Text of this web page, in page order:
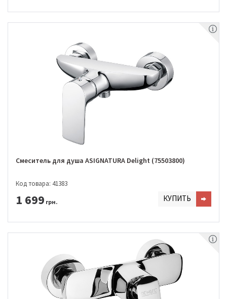
Смеситель для душа ASIGNATURA Delight (75503800)
Код товара: 41383
1 699 грн. КУПИТЬ